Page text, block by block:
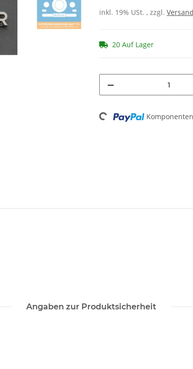
inkl. 19% USt. , zzgl. Versand
20 Auf Lager
Loading...
Angaben zur Produktsicherheit